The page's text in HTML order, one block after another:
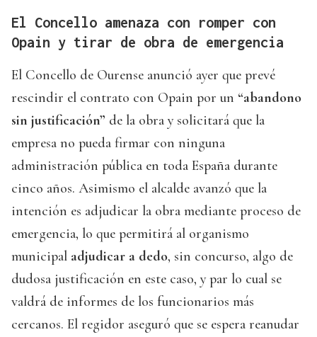
El Concello amenaza con romper con
Opain y tirar de obra de emergencia
El Concello de Ourense anunció ayer que prevé
rescindir el contrato con Opain por un “abandono
sin justificación” de la obra y solicitará que la
empresa no pueda firmar con ninguna
administración pública en toda España durante
cinco años. Asimismo el alcalde avanzó que la
intención es adjudicar la obra mediante proceso de
emergencia, lo que permitirá al organismo
municipal adjudicar a dedo, sin concurso, algo de
dudosa justificación en este caso, y par lo cual se
valdrá de informes de los funcionarios más
cercanos. El regidor aseguró que se espera reanudar